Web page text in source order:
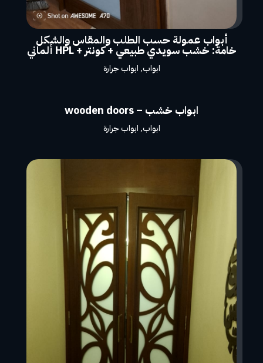
أبواب عمولة حسب الطلب والمقاس والشكل
خامة: خشب سويدي طبيعي + كونتر + HPL ألماني
ابواب, ابواب جرارة
ابواب خشب – wooden doors
ابواب, ابواب جرارة